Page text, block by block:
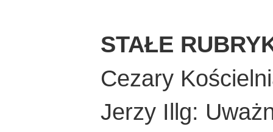
STAŁE
Cezary
Jerzy Illg: